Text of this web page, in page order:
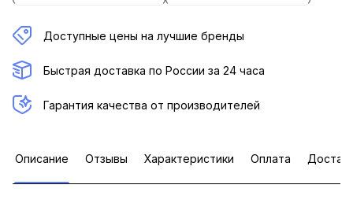
Доступные цены на лучшие бренды
Быстрая доставка по России за 24 часа
Гарантия качества от производителей
Описание Отзывы Характеристики Оплата